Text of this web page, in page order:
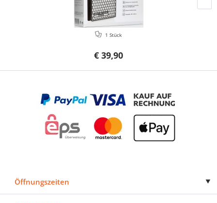
€ 39,90
1 Stück
Öffnungszeiten